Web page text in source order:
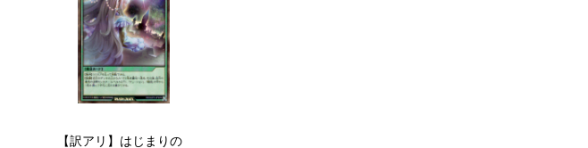
【訳アリ】はじまりの